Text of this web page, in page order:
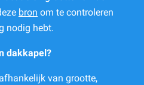
bron om te controleren
nodig hebt.
dakkapel?
van grootte,